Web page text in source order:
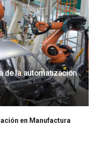
de la automatización
en Manufactura